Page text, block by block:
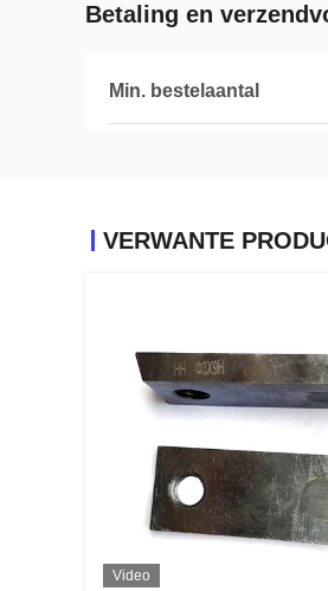
Betaling en
Min. bestelaantal
Video